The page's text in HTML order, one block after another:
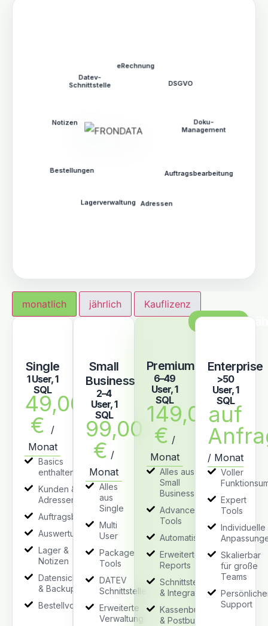
Adressen
Schnittstelle
eRechnung
monatlich jährlich Kauflizenz
Single
1 User, 1
SQL
49,00
€
/
Monat
Basics
enthalten
Kunden &
Adressenverwaltung
Auftragsbearbeitung
Auswertungen
Lager &
Notizen
Datensicherung
& Backup
Bestellvorschläge
Small
Business
2–4
User, 1
SQL
99,00
€ /
Monat
Alles
aus
Single
Multi
User
Package
Tools
DATEV
Schnittstelle
Erweiterte
Verwaltung
Premium
6–49
User, 1
SQL
149,00
€ /
Monat
Alles aus
Small
Business
Advanced
Tools
Automatisierungen
Erweiterte
Reports
Schnittstellen
& Integration
Kassenbuch
& Postbuch
Enterprise
>50
User, 1
SQL
auf
/ Monat
Voller
Expert
Tools
Individuelle
Skalierbar
für große
Teams
Support